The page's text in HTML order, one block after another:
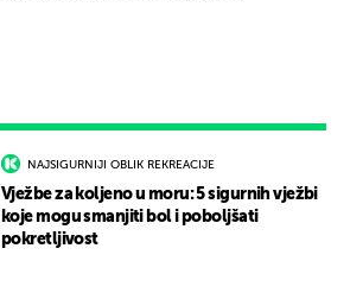
NAJSIGURNIJI OBLIK REKREACIJE
Vježbe za koljeno u moru: 5 sigurnih vježbi
koje mogu smanjiti bol i poboljšati
pokretljivost